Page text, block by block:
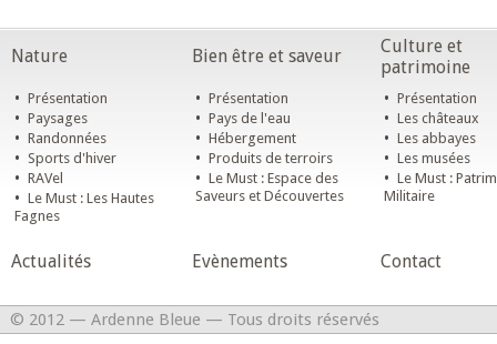
Nature Bien être et saveur
Culture et
patrimoine
• Présentation
• Paysages
• Randonnées
• Sports d'hiver
• RAVel
• Le Must : Les Hautes
Fagnes
• Présentation
• Pays de l'eau
• Hébergement
• Produits de terroirs
• Le Must : Espace des
Saveurs et Découvertes
• Présentation
• Les châteaux
• Les abbayes
• Les musées
• Le Must :
Militaire
Actualités Evènements Contact
© 2012 — Ardenne Bleue — Tous droits réservés